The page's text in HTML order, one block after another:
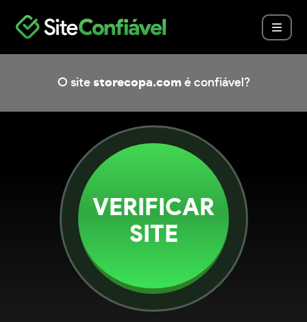
O site storecopa.com é confiável?
VERIFICAR
SITE